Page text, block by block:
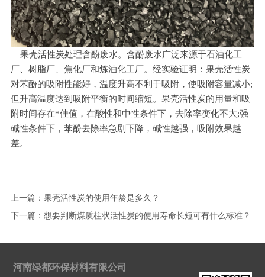
果壳活性炭处理含酚废水。含酚废水广泛来源于石油化工
厂、树脂厂、焦化厂和炼油化工厂。经实验证明：果壳活性炭
对苯酚的吸附性能好，温度升高不利于吸附，使吸附容量减小;
但升高温度达到吸附平衡的时间缩短。果壳活性炭的用量和吸
附时间存在*佳值，在酸性和中性条件下，去除率变化不大;强
碱性条件下，苯酚去除率急剧下降，碱性越强，吸附效果越
差。
上一篇： 果壳活性炭的使用年龄是多久？
下一篇： 想要判断煤质柱状活性炭的使用寿命长短可有什么标准？
河南绿都环保材料有限公司